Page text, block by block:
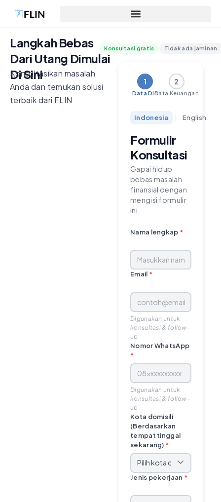
Langkah Bebas
Dari Utang Dimulai
Di Sini
Konsultasikan masalah
Anda dan temukan solusi
terbaik dari FLIN
Konsultasi gratis Tidak ada jaminan
1
Data Diri
2
Data Keuangan
Formulir
Konsultasi
Gapai hidup
bebas masalah
finansial dengan
mengisi formulir
ini
Indonesia | English
Nama lengkap *
Email *
Digunakan untuk
konsultasi & follow-
up
Nomor WhatsApp
*
Digunakan untuk
konsultasi & follow-
up
Kota domisili
(Berdasarkan
tempat tinggal
sekarang) *
Jenis pekerjaan *